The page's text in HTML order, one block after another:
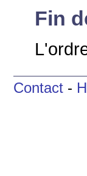
Fin
Contact -